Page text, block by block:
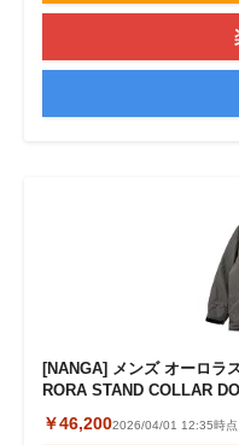
[NANGA] メンズ オーロラ
RORA STAND COLLAR
￥46,2002026/04/01 12:35時